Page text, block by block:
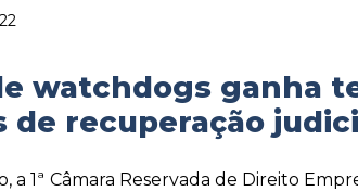
watchdogs ganha
de recuperação
a 1ª Câmara Reservada de Direito